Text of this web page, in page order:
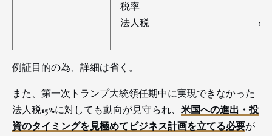
税率
法人税
例証目的の為、詳細は省く。
また、第一次トランプ大統領任期中に実現できなかった
法人税15%に対しても動向が見守られ、 米国への進出・投
資のタイミングを見極めてビジネス計画を立てる必要が